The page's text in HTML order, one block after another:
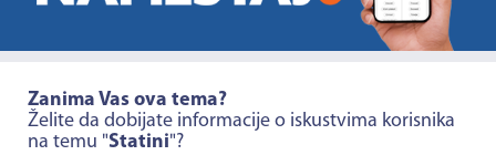
Zanima Vas ova tema?
Želite da dobijate informacije o iskustvima korisnika
na temu "Statini"?